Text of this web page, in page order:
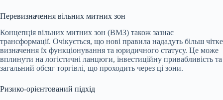
Перевизначення вільних митних зон
Концепція вільних митних зон (ВМЗ) також зазнає
трансформації. Очікується, що нові правила нададуть більш чітке
визначення їх функціонування та юридичного статусу. Це може
вплинути на логістичні ланцюги, інвестиційну привабливість та
загальний обсяг торгівлі, що проходить через ці зони.
Ризико-орієнтований підхід